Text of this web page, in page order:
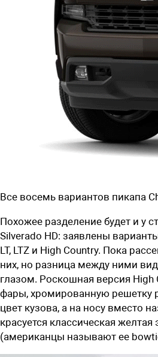
Все восемь вариантов пикапа
Похожее разделение будет и у
Silverado HD: заявлены
LT, LTZ и High Country. Пока
них, но разница между ними
глазом. Роскошная версия High
фары, хромированную решетку
цвет кузова, а на носу вместо
красуется классическая
(американцы называют ее